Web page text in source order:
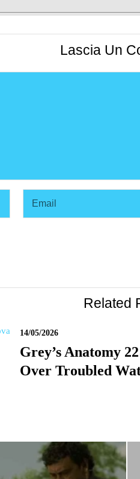
Lascia Un
Related
14/05/2026
Grey’s Anatomy
Over Troubled